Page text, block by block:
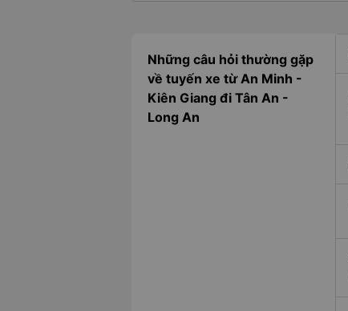
Những câu hỏi thường gặp
về tuyến xe từ An Minh -
Kiên Giang đi Tân An -
Long An